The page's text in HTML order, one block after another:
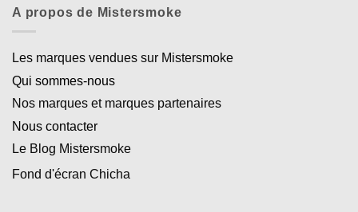
A propos de Mistersmoke
Les marques vendues sur Mistersmoke
Qui sommes-nous
Nos marques et marques partenaires
Nous contacter
Le Blog Mistersmoke
Fond d'écran Chicha